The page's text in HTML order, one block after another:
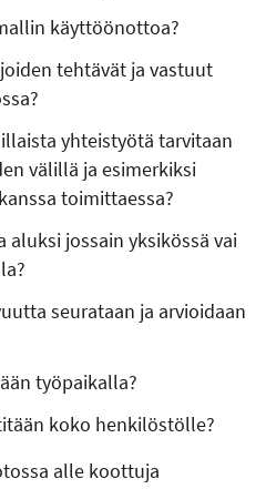
käyttöönottoa?
tehtävät ja vastuut
yhteistyötä tarvitaan
välillä ja esimerkiksi
toimittaessa?
aluksi jossain yksikössä vai
seurataan ja arvioidaan
työpaikalla?
koko henkilöstölle?
alle koottuja